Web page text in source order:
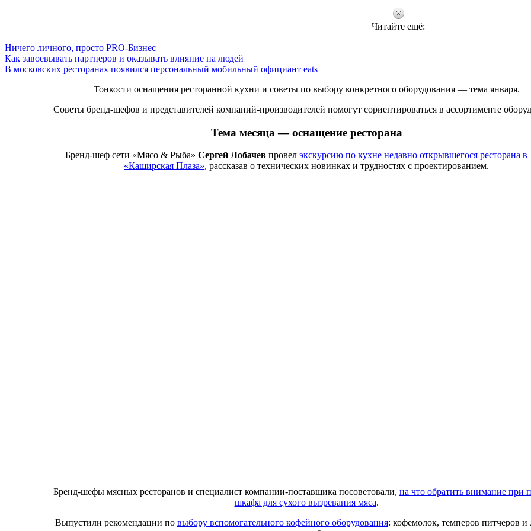
Читайте ещё:
Ничего личного, просто PRO-Бизнес
Как завоевывать партнеров и оказывать влияние на людей
В московских ресторанах появился персональный мобильный официант eats
Тонкости оснащения ресторанной кухни и советы по выбору конкретного оборудования — тема января.
Советы бренд-шефов и представителей компаний-производителей помогут сориентироваться в ассортименте
Тема месяца — оснащение ресторана
Бренд-шеф сети «Мясо & Рыба» Сергей Лобачевпровел экскурсию по кухне недавно открывшегося ресторана
«Каширская Плаза», рассказав о технических новинках и трудностях с проектированием.
Бренд-шефы мясных ресторанов и специалист компании-поставщика посоветовали, на что обратить внимание при
шкафа для сухого вызревания мяса.
Выпустили рекомендации по выбору вспомогательного кофейного оборудования: кофемолок, темперов питчеров и